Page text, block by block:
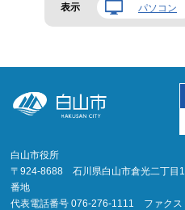
表示 パソコン
白山市役所
〒924-8688 石川県白山市倉光二丁目1
番地
代表電話番号 076-276-1111 ファクス